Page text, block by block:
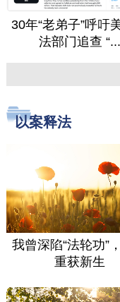
30年“老弟子”呼吁
法部门追查 “...
以案释法
我曾深陷“法轮功”
重获新生